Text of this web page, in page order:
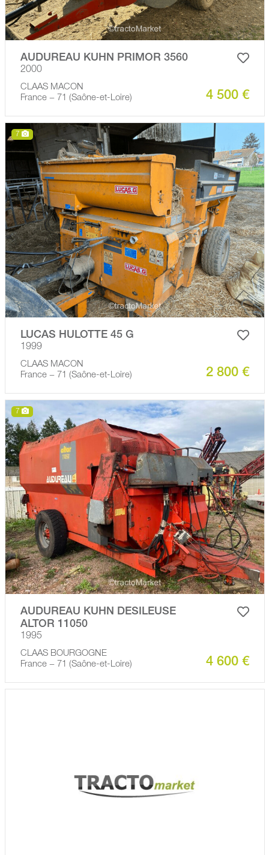
AUDUREAU KUHN PRIMOR 3560
2000
CLAAS MACON
France − 71 (Saône-et-Loire)
4 500 €
7
LUCAS HULOTTE 45 G
1999
CLAAS MACON
France − 71 (Saône-et-Loire)
2 800 €
7
AUDUREAU KUHN DESILEUSE
ALTOR 11050
1995
CLAAS BOURGOGNE
France − 71 (Saône-et-Loire)
4 600 €